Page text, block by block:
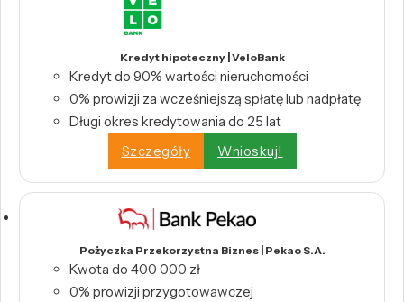
Kredyt hipoteczny | VeloBank
Kredyt do 90% wartości nieruchomości
0% prowizji za wcześniejszą spłatę lub nadpłatę
Długi okres kredytowania do 25 lat
Szczegóły
Wnioskuj!
Pożyczka Przekorzystna Biznes | Pekao S.A.
Kwota do 400 000 zł
0% prowizji przygotowawczej